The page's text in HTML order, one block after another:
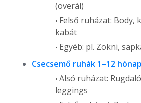
(overál)
Felső ruházat: Body,
kabát
Egyéb: pl. Zokni,
Csecsemő ruhák 1–12 hónap
Alsó ruházat:
leggings